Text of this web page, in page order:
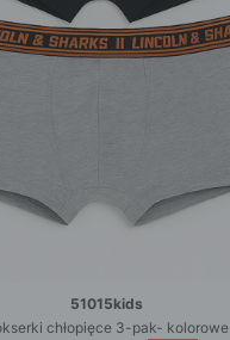
51015kids
chłopięce 3-pak- kolorowe